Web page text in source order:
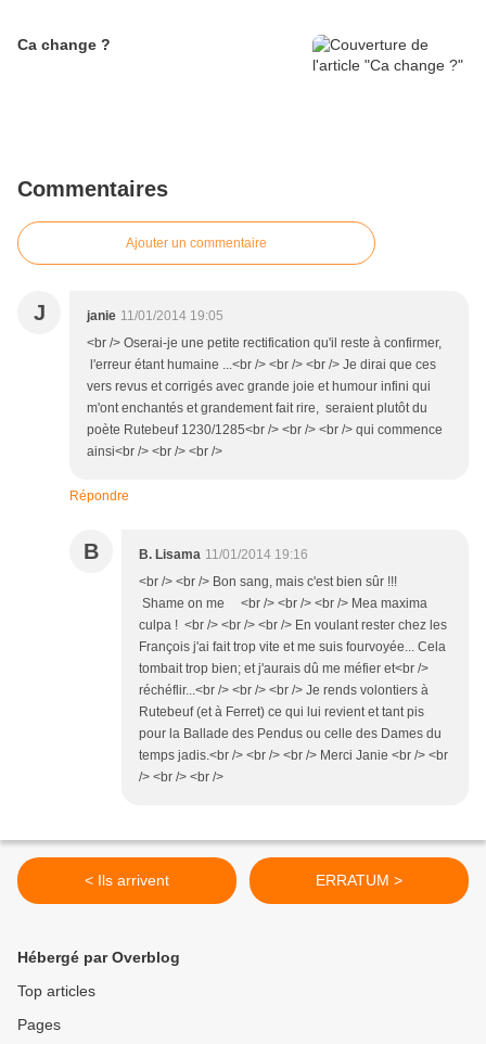
Ca change ?
Commentaires
Ajouter un commentaire
J janie 11/01/2014 19:05
<br /> Oserai-je une petite rectification qu'il reste à confirmer,
l'erreur étant humaine ...<br /> <br /> <br /> Je dirai que ces
vers revus et corrigés avec grande joie et humour infini qui
m'ont enchantés et grandement fait rire, seraient plutôt du
poète Rutebeuf 1230/1285<br /> <br /> <br /> qui commence
ainsi<br /> <br /> <br />
Répondre
B B. Lisama 11/01/2014 19:16
<br /> <br /> Bon sang, mais c'est bien sûr !!!
Shame on me <br /> <br /> <br /> Mea maxima
culpa ! <br /> <br /> <br /> En voulant rester chez les
François j'ai fait trop vite et me suis fourvoyée... Cela
tombait trop bien; et j'aurais dû me méfier et<br />
réchéflir...<br /> <br /> <br /> Je rends volontiers à
Rutebeuf (et à Ferret) ce qui lui revient et tant pis
pour la Ballade des Pendus ou celle des Dames du
temps jadis.<br /> <br /> <br /> Merci Janie <br /> <br
/> <br /> <br />
< Ils arrivent ERRATUM >
Hébergé par Overblog
Top articles
Pages